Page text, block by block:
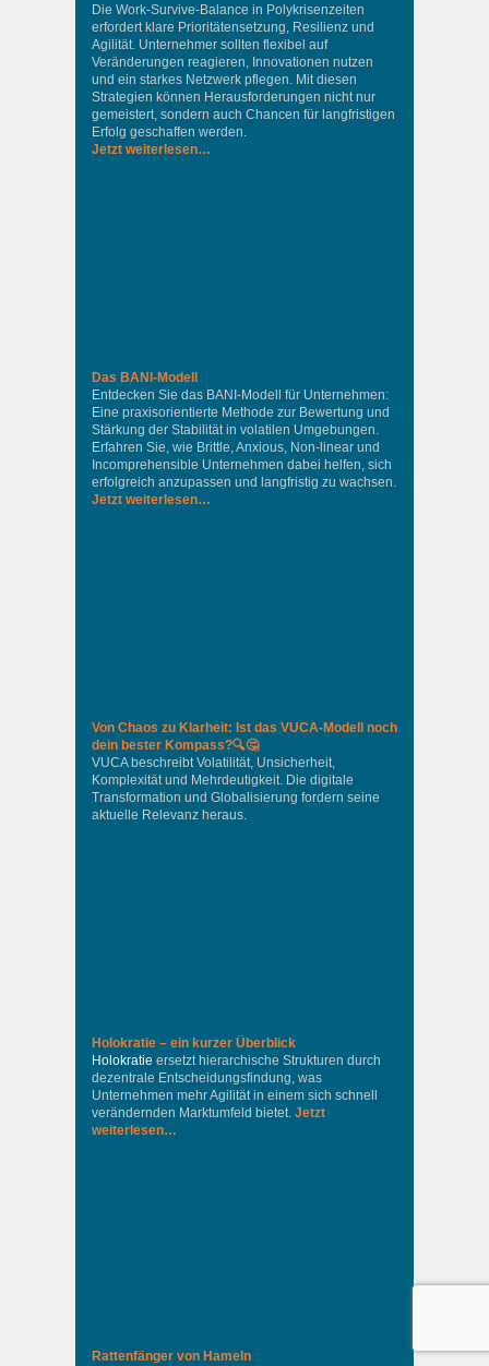
Die Work-Survive-Balance in Polykrisenzeiten
erfordert klare Prioritätensetzung, Resilienz und
Agilität. Unternehmer sollten flexibel auf
Veränderungen reagieren, Innovationen nutzen
und ein starkes Netzwerk pflegen. Mit diesen
Strategien können Herausforderungen nicht nur
gemeistert, sondern auch Chancen für langfristigen
Erfolg geschaffen werden.
Jetzt weiterlesen…
Das BANI-Modell
Entdecken Sie das BANI-Modell für Unternehmen:
Eine praxisorientierte Methode zur Bewertung und
Stärkung der Stabilität in volatilen Umgebungen.
Erfahren Sie, wie Brittle, Anxious, Non-linear und
Incomprehensible Unternehmen dabei helfen, sich
erfolgreich anzupassen und langfristig zu wachsen.
Jetzt weiterlesen…
Von Chaos zu Klarheit: Ist das VUCA-Modell noch
dein bester Kompass?🔍🤔
VUCA beschreibt Volatilität, Unsicherheit,
Komplexität und Mehrdeutigkeit. Die digitale
Transformation und Globalisierung fordern seine
aktuelle Relevanz heraus.
Holokratie – ein kurzer Überblick
Holokratie ersetzt hierarchische Strukturen durch
dezentrale Entscheidungsfindung, was
Unternehmen mehr Agilität in einem sich schnell
verändernden Marktumfeld bietet. Jetzt
weiterlesen…
Rattenfänger von Hameln